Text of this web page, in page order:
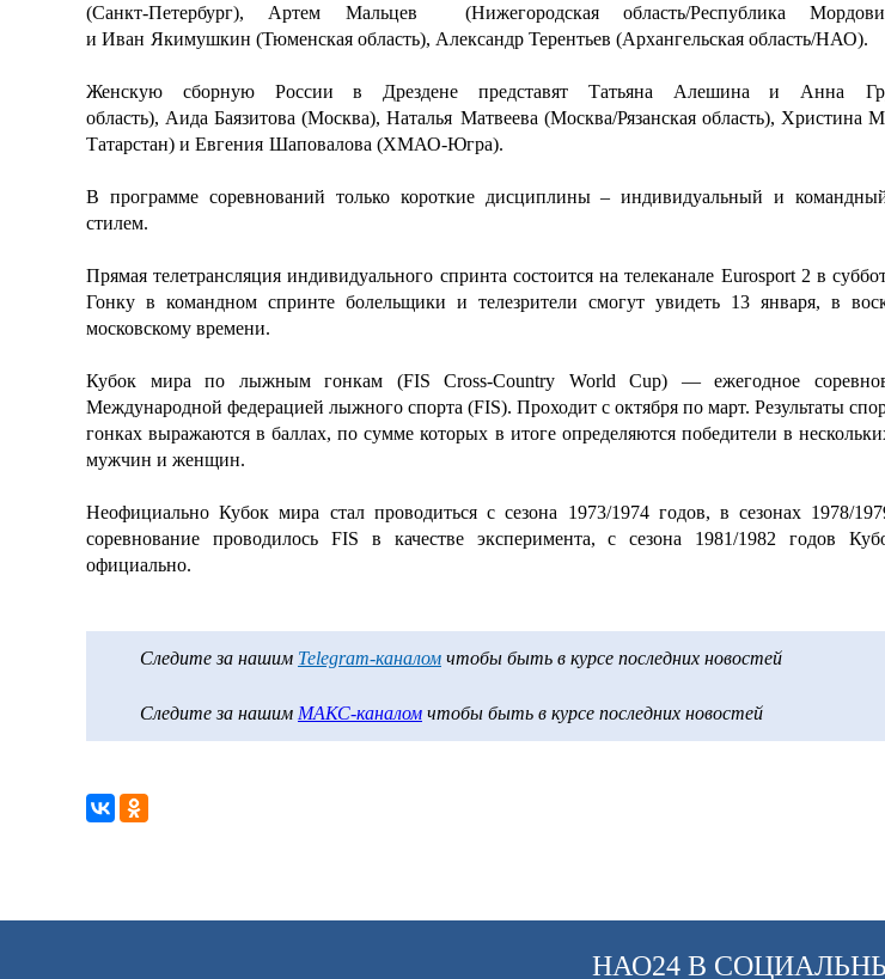
(Санкт-Петербург), АртемМальцев (Нижегородская область/Республика
и Иван Якимушкин (Тюменская область), Александр Терентьев (Архангельская область/НАО).
Женскую сборную России в Дрездене представят Татьяна Алешина и Анна
область), Аида Баязитова (Москва),Наталья Матвеева (Москва/Рязанская область), Христина
Татарстан) и ЕвгенияШаповалова (ХМАО-Югра).
В программе соревнований только короткие дисциплины – индивидуальный и
стилем.
Прямая телетрансляция индивидуального спринта состоится на телеканале Eurosport 2 в
Гонку в командном спринте болельщики и телезрители смогут увидеть 13 января, в
московскому времени.
Кубок мира по лыжным гонкам (FIS Cross-Country World Cup) — ежегодное
Международной федерацией лыжного спорта (FIS). Проходит с октября по март. Результаты
гонках выражаются в баллах, по сумме которых в итоге определяются победители в
мужчин и женщин.
Неофициально Кубок мира стал проводиться с сезона 1973/1974 годов, в сезонах 1978/
соревнование проводилось FIS в качестве эксперимента, с сезона 1981/1982 годов
официально.
Следите за нашим Telegram-каналом чтобы быть в курсе последних новостей
Следите за нашим МАКС-каналом чтобы быть в курсе последних новостей
НАО24 В